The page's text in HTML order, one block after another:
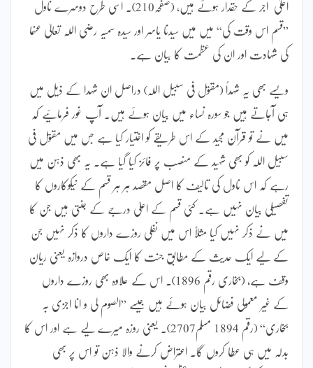
اعلیٰ اجر کے حقدار ہوئے ہیں، (صفحہ210)۔ اسی طرح دوسرے ناول
”قسم اس وقت کی“ میں میں سیدنا یاسر اور سیدہ سمیہ رضی اللہ تعالیٰ عنہما
کی شہادت اور ان کی عظمت کا بیان ہے۔
ویسے بھی یہ شہداُ (مقتول فی سبیل اللہ) دراصل ان شہدا کے ذیل میں
ہی آجاتے ہیں جو سورہ نساء میں بیان ہوئے ہیں۔ آپ غور فرمائیے کہ
میں نے تو قرآن مجید کے اس طریقے کو اختیار کیا ہے جس میں مقتول فی
سبیل اللہ کو بھی شہید کے منصب پر فائز کیا گیا ہے۔ یہ بھی ذہن میں
رہے کہ اس ناول کی تالیف کا اصل مقصد ہر ہر قسم کے نیکوکاروں کا
تفصیلی بیان نہیں ہے۔ کئی قسم کے اعلیٰ درجے کے جنتی ہیں جن کا
میں نے ذکر نہیں کیا مثلاً اس میں نفلی روزے داروں کا ذکر نہیں جن
کے لیے ایک حدیث کے مطابق جنت کا ایک خاص دروازہ یعنی ریان
وقف ہے، (بخاری رقم 1896)۔ اس کے علاوہ بھی روزے داروں
کے غیر معمولی فضائل بیان ہوئے ہیں جیسے ”الصوم لی و انا اجزی بہ
بخاری“ (رقم 1894 مسلم2707)۔ یعنی روزہ میرے لیے ہے اور اس کا
بدلہ میں ہی عطا کروں گا۔ اعتراض کرنے والا ذہن تو اس پر بھی